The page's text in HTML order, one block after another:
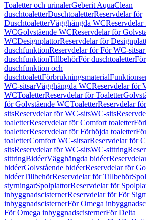
Toaletter och urinalerGeberit AquaClean
duschtoaletterDuschtoaletterReservdelar för
DuschtoaletterVägghängda WC
WCGolvstående WCReservdelar för
WCDesignplattorReservdelar för
duschfunktionReservdelar för För WC-sitsar
duschfunktionTillbehörFör duschtoaletter
duschfunktion och
duschtoalettFörbrukningsmaterial
WC-sitsarVägghängda WCReservdelar för
WCToaletterReservdelar för Toaletter
för Golvstående WCToaletterReservdelar
sitsReservdelar för WC-sitsWC-sits
toaletterReservdelar för Comfort toaletter
toaletterReservdelar för Förhöjda toaletter
toaletterComfort WC-sitsarReservdelar för
sitsReservdelar för WC-sitsWC-sittring
sittringBidéerVägghängda bidéer
bidéerGolvstående bidéerReservdelar för
bidéerTillbehörReservdelar för Tillbehör
styrningarSpolplattorReservdelar för
inbyggnadscisternerReservdelar för För
inbyggnadscisternerFör Omega
För Omega inbyggnadscisternerFör Delta